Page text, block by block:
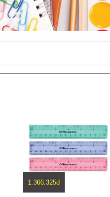
Cum sociis
dis parturient
mus. Donec
eu,
eget dolor.
natoque penatibus
montes, nascetur
quam felis, ultricies
pretium quis,
1.366.325đ